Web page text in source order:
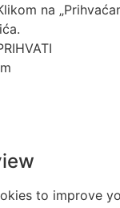
na
to improve